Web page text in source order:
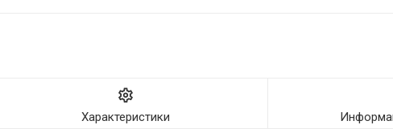
Характеристики